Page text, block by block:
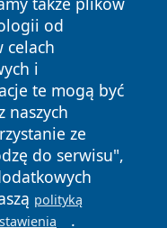
od
celach
i
te mogą być
naszych
ze
do serwisu",
polityką
.
prawa
Polityka
Cookies